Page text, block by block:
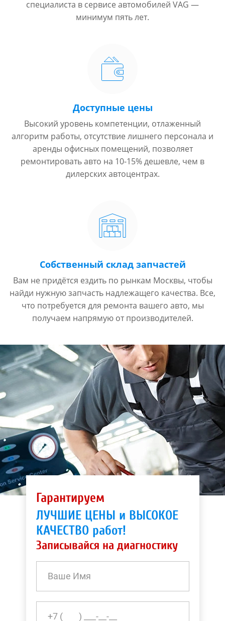
специалиста в сервисе автомобилей VAG —
минимум пять лет.
Доступные цены
Высокий уровень компетенции, отлаженный
алгоритм работы, отсутствие лишнего персонала и
аренды офисных помещений, позволяет
ремонтировать авто на 10-15% дешевле, чем в
дилерских автоцентрах.
Собственный склад запчастей
Вам не придётся ездить по рынкам Москвы, чтобы
найди нужную запчасть надлежащего качества. Все,
что потребуется для ремонта вашего авто, мы
получаем напрямую от производителей.
Гарантируем
ЛУЧШИЕ ЦЕНЫ и ВЫСОКОЕ
КАЧЕСТВО работ!
Записывайся на диагностику